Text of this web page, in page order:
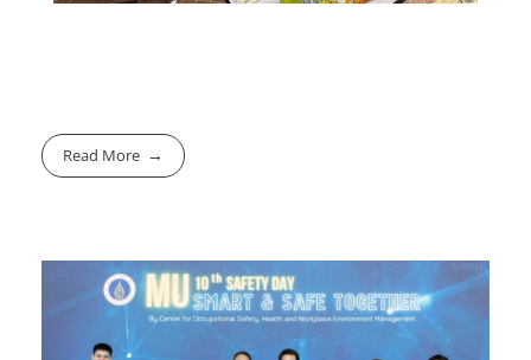
Read More